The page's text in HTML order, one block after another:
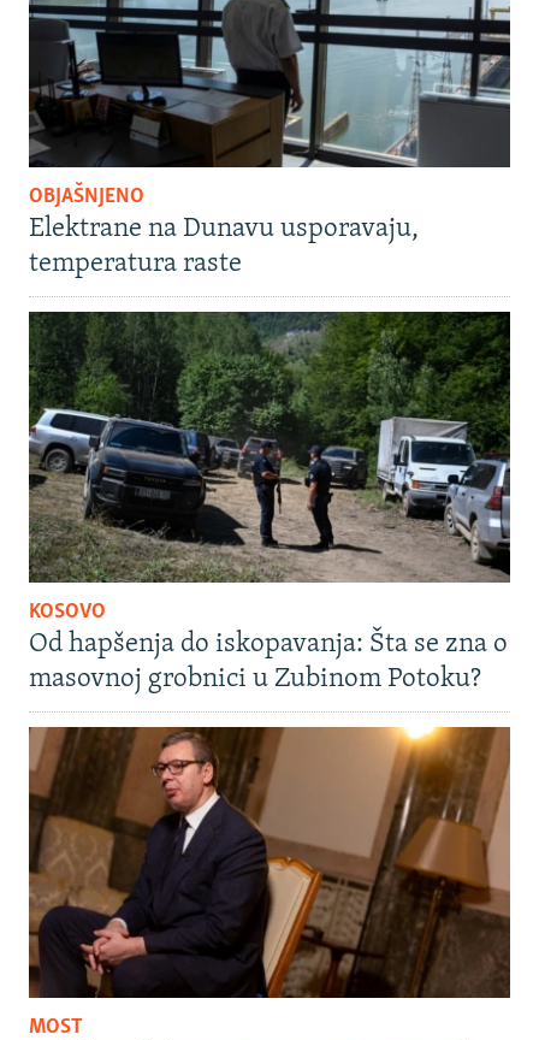
OBJAŠNJENO
Elektrane na Dunavu usporavaju,
temperatura raste
KOSOVO
Od hapšenja do iskopavanja: Šta se zna o
masovnoj grobnici u Zubinom Potoku?
MOST